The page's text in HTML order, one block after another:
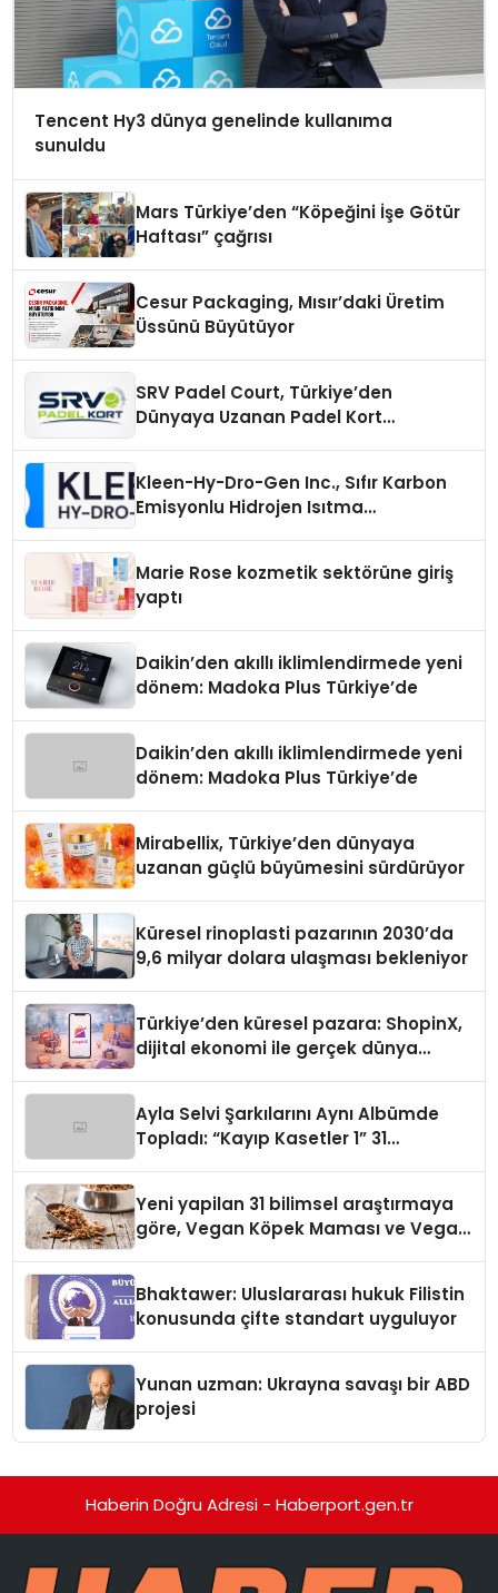
Tencent Hy3 dünya genelinde kullanıma
sunuldu
Mars Türkiye’den “Köpeğini İşe Götür
Haftası” çağrısı
Cesur Packaging, Mısır’daki Üretim
Üssünü Büyütüyor
SRV Padel Court, Türkiye’den
Dünyaya Uzanan Padel Kort
Kleen-Hy-Dro-Gen Inc., Sıfır Karbon
Emisyonlu Hidrojen Isıtma
Marie Rose kozmetik sektörüne giriş
yaptı
Daikin’den akıllı iklimlendirmede yeni
dönem: Madoka Plus Türkiye’de
Daikin’den akıllı iklimlendirmede yeni
dönem: Madoka Plus Türkiye’de
Mirabellix, Türkiye’den dünyaya
uzanan güçlü büyümesini sürdürüyor
Küresel rinoplasti pazarının 2030’da
9,6 milyar dolara ulaşması bekleniyor
Türkiye’den küresel pazara: ShopinX,
dijital ekonomi ile gerçek dünya
Ayla Selvi Şarkılarını Aynı Albümde
Topladı: “Kayıp Kasetler 1” 31
Yeni yapilan 31 bilimsel araştırmaya
göre, Vegan Köpek Maması ve Vegan
Bhaktawer: Uluslararası hukuk Filistin
konusunda çifte standart uyguluyor
Yunan uzman: Ukrayna savaşı bir ABD
projesi
Haberin Doğru Adresi - Haberport.gen.tr